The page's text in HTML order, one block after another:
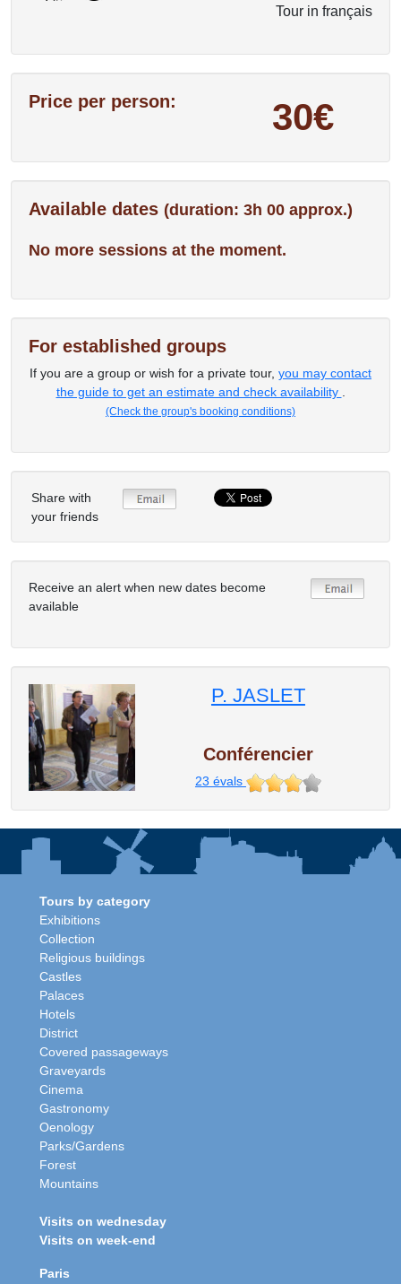
Tour in français
Price per person: 30€
Available dates (duration: 3h 00 approx.)
No more sessions at the moment.
For established groups
If you are a group or wish for a private tour, you may contact
the guide to get an estimate and check availability
(Check the group's booking conditions)
Share with
your friends
Receive an alert when new dates become
available
P. JASLET
Conférencier
23 évals
Tours by category
Exhibitions
Collection
Religious buildings
Castles
Palaces
Hotels
District
Covered passageways
Graveyards
Cinema
Gastronomy
Oenology
Parks/Gardens
Forest
Mountains
Visits on wednesday
Visits on week-end
Paris